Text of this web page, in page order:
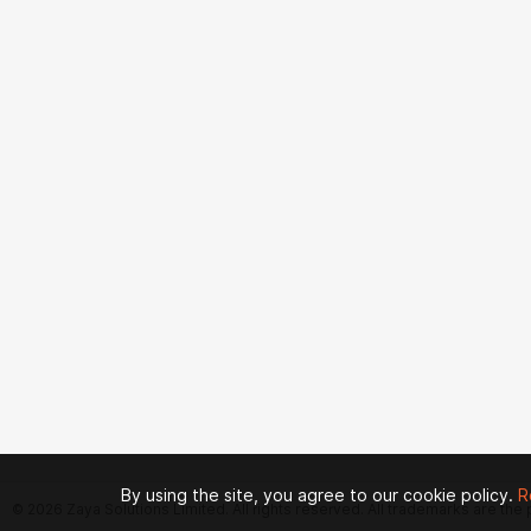
© 2026 Zaya Solutions Limited. All rights reserved. All trademarks are
By using the site, you agree to our cookie policy.